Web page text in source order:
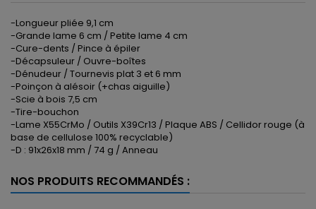
-Longueur pliée 9,1 cm
-Grande lame 6 cm / Petite lame 4 cm
-Cure-dents / Pince à épiler
-Décapsuleur / Ouvre-boîtes
-Dénudeur / Tournevis plat 3 et 6 mm
-Poinçon à alésoir (+chas aiguille)
-Scie à bois 7,5 cm
-Tire-bouchon
-Lame X55CrMo / Outils X39Cr13 / Plaque ABS / Cellidor rouge (à
base de cellulose 100% recyclable)
-D : 91x26x18 mm / 74 g / Anneau
NOS PRODUITS RECOMMANDÉS :